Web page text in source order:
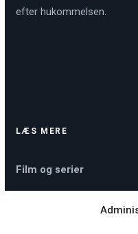
efter hukommelsen.
LÆS MERE
Film og serier